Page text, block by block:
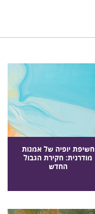
חשיפת יופיה של אמנות
מודרנית: חקירת הגבול
החדש